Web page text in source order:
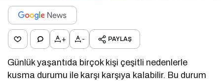
+ - PAYLAŞ
Günlük yaşantıda birçok kişi çeşitli nedenlerle
kusma durumu ile karşı karşıya kalabilir. Bu durum